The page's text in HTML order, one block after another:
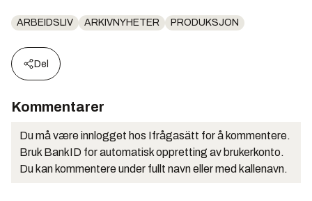
ARBEIDSLIV ARKIVNYHETER PRODUKSJON
Del
Kommentarer
Du må være innlogget hos Ifrågasätt for å kommentere.
Bruk BankID for automatisk oppretting av brukerkonto.
Du kan kommentere under fullt navn eller med kallenavn.